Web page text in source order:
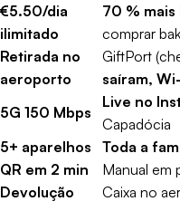
€5.50/dia
ilimitado
70 % mais
comprar
Retirada no
aeroporto
GiftPort
saíram,
5G 150 Mbps
Live no
Capadócia
5+ aparelhos
Toda a
QR em 2 min
Manual em
Devolução
Caixa no